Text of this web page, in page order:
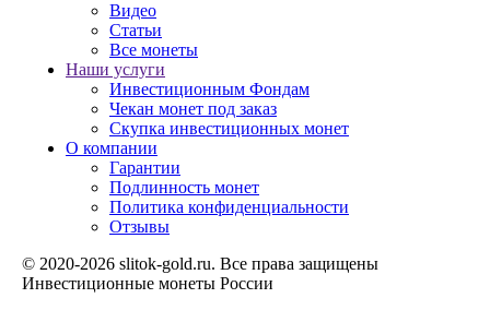
Видео
Статьи
Все монеты
Наши услуги
Инвестиционным Фондам
Чекан монет под заказ
Скупка инвестиционных монет
О компании
Гарантии
Подлинность монет
Политика конфиденциальности
Отзывы
© 2020-2026 slitok-gold.ru. Все права защищены
Инвестиционные монеты России